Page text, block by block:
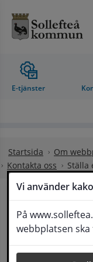
Vi använder
På
webbplatsen
E-tjänster
Startsida
Om
Kontakta oss
Ställa
Ställa en fråga
Om din fråga